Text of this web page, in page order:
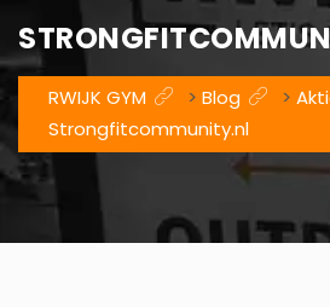
RWIJK GYM > Blog >
Strongfitcommunity.nl